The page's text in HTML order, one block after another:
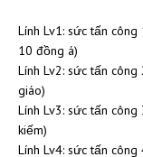
Lính Lv1: sức tấn
10 đồng á)
Lính Lv2: sức tấn
giáo)
Lính Lv3: sức tấn
kiếm)
Lính Lv4: sức tấn